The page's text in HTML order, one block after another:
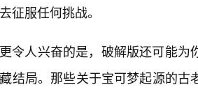
征服任何挑战。
更令人兴奋的是，破解版还可能
结局。那些关于宝可梦起源的